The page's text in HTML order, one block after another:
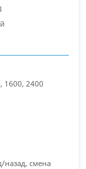
1600, 2400
назад, смена